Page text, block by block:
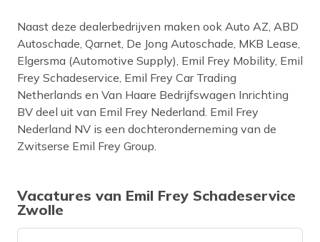
Naast deze dealerbedrijven maken ook Auto AZ, ABD
Autoschade, Qarnet, De Jong Autoschade, MKB Lease,
Elgersma (Automotive Supply), Emil Frey Mobility, Emil
Frey Schadeservice, Emil Frey Car Trading
Netherlands en Van Haare Bedrijfswagen Inrichting
BV deel uit van Emil Frey Nederland. Emil Frey
Nederland NV is een dochteronderneming van de
Zwitserse Emil Frey Group.
Vacatures van Emil Frey Schadeservice
Zwolle